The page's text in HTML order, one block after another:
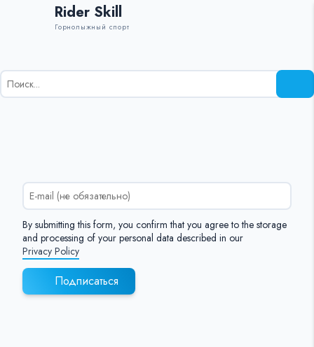
Rider Skill
Горнолыжный спорт
Результаты
поиска
By submitting this form, you confirm that you agree to the storage
and processing of your personal data described in our
Privacy Policy
Подписаться